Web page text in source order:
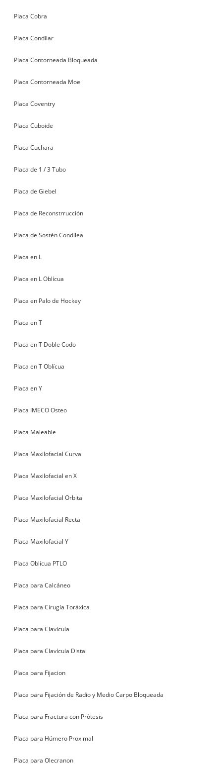
Placa Cobra
Placa Condilar
Placa Contorneada Bloqueada
Placa Contorneada Moe
Placa Coventry
Placa Cuboide
Placa Cuchara
Placa de 1 / 3 Tubo
Placa de Giebel
Placa de Reconstrrucción
Placa de Sostén Condilea
Placa en L
Placa en L Oblícua
Placa en Palo de Hockey
Placa en T
Placa en T Doble Codo
Placa en T Oblícua
Placa en Y
Placa IMECO Osteo
Placa Maleable
Placa Maxilofacial Curva
Placa Maxilofacial en X
Placa Maxilofacial Orbital
Placa Maxilofacial Recta
Placa Maxilofacial Y
Placa Oblícua PTLO
Placa para Calcáneo
Placa para Cirugía Toráxica
Placa para Clavícula
Placa para Clavícula Distal
Placa para Fijacion
Placa para Fijación de Radio y Medio Carpo Bloqueada
Placa para Fractura con Prótesis
Placa para Húmero Proximal
Placa para Olecranon